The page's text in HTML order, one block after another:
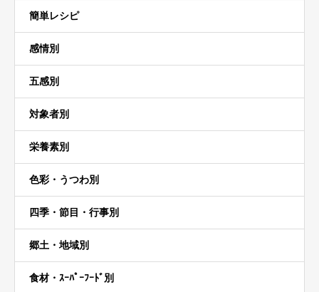
簡単レシピ
感情別
五感別
対象者別
栄養素別
色彩・うつわ別
四季・節目・行事別
郷土・地域別
食材・ｽｰﾊﾟｰﾌｰﾄﾞ別